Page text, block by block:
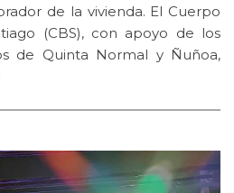
de la vivienda. El Cuerpo
(CBS), con apoyo de los
de Quinta Normal y Ñuñoa,